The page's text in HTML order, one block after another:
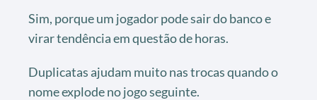
Sim, porque um jogador pode sair do banco e
virar tendência em questão de horas.
Duplicatas ajudam muito nas trocas quando o
nome explode no jogo seguinte.